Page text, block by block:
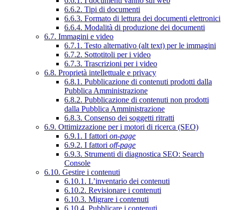
6.6.2. Tipi di documenti
6.6.3. Formato di lettura dei documenti elettronici
6.6.4. Modalità di produzione dei documenti
6.7. Immagini e video
6.7.1. Testo alternativo (alt text) per le immagini
6.7.2. Sottotitoli per i video
6.7.3. Trascrizioni per i video
6.8. Proprietà intellettuale e privacy
6.8.1. Pubblicazione di contenuti prodotti dalla
Pubblica Amministrazione
6.8.2. Pubblicazione di contenuti non prodotti
dalla Pubblica Amministrazione
6.8.3. Consenso dei soggetti ritratti
6.9. Ottimizzazione per i motori di ricerca (SEO)
6.9.1. I fattori on-page
6.9.2. I fattori off-page
6.9.3. Strumenti di diagnostica SEO: Search
Console
6.10. Gestire i contenuti
6.10.1. L’inventario dei contenuti
6.10.2. Revisionare i contenuti
6.10.3. Migrare i contenuti
6.10.4. Pubblicare i contenuti